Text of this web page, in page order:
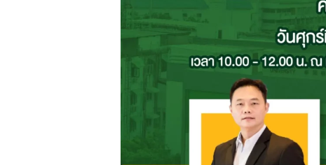
มหาวิทยาลัย
เกริก
ขอ
ชวน
ศิษย์
และ